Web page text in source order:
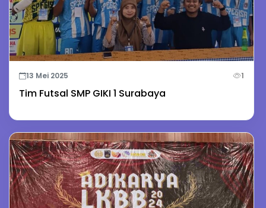
13 Mei 2025 1
Tim Futsal SMP GIKI 1 Surabaya